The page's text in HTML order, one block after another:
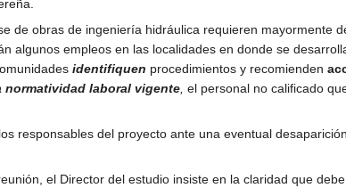
de obras de ingeniería hidráulica requieren mayormente
algunos empleos en las localidades en donde se
identifiquen procedimientos y recomienden
normatividad laboral vigente, el personal no calificado
responsables del proyecto ante una eventual
el Director del estudio insiste en la claridad que